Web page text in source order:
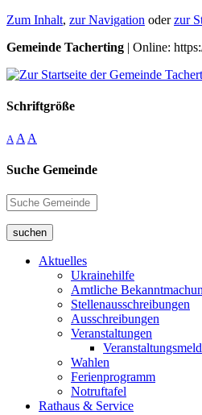
Zum Inhalt, zur Navigation oderzur
Gemeinde Tacherting | Online:
Schriftgröße
A A A
Suche Gemeinde
suchen
Aktuelles
Ukrainehilfe
Amtliche
Stellenausschreibungen
Ausschreibungen
Veranstaltungen
Wahlen
Ferienprogramm
Notruftafel
Rathaus & Service